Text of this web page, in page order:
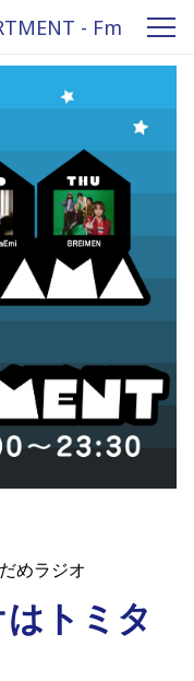
- Fm
めラジオ
トミタ